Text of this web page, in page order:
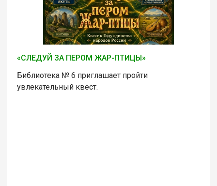
«СЛЕДУЙ ЗА ПЕРОМ ЖАР-ПТИЦЫ»
Библиотека № 6 приглашает пройти
увлекательный квест.